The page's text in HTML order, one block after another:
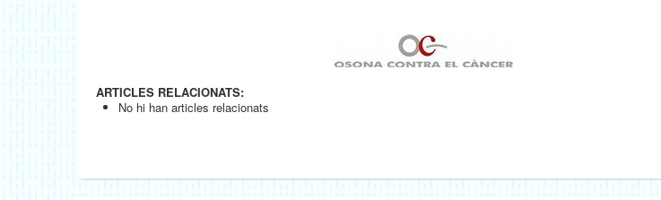
ARTICLES RELACIONATS:
No hi han articles relacionats